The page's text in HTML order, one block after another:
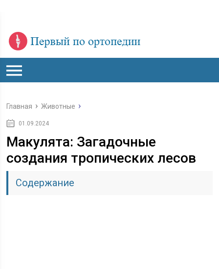
Главная Животные
01.09.2024
Макулята: Загадочные
создания тропических лесов
Содержание